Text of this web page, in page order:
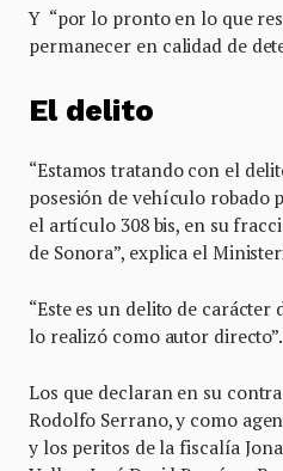
Y “por lo pronto en lo que
permanecer en calidad de
El delito
“Estamos tratando con el
posesión de vehículo robado
el artículo 308 bis, en su
de Sonora”, explica el
“Este es un delito de
lo realizó como autor directo”.
Los que declaran en su
Rodolfo Serrano, y como
y los peritos de la fiscalía